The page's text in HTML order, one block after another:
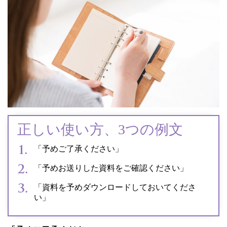
正しい使い方、3つの例文
「予めご了承ください」
「予めお送りした資料をご確認ください」
「資料を予めダウンロードしておいてくださ
い」